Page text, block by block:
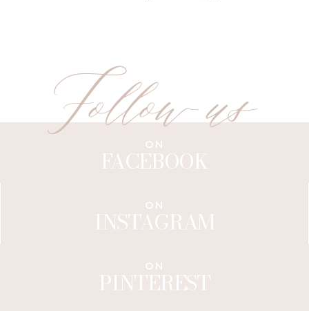
Follow us
ON
FACEBOOK
ON
INSTAGRAM
ON
PINTEREST